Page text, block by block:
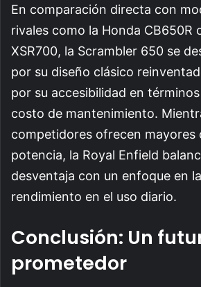
En comparación directa con
rivales como la Honda CB650R
XSR700, la Scrambler 650 se
por su diseño clásico
por su accesibilidad en
costo de mantenimiento.
competidores ofrecen mayores
potencia, la Royal Enfield
desventaja con un enfoque en
rendimiento en el uso diario.
Conclusión: Un
prometedor